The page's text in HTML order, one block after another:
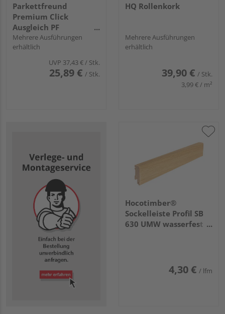
Parkettfreund
Premium Click
Ausgleich PF
576VMaxx Alu
edelstahl eloxiert fein
geschliffen
Mehrere Ausführungen
erhältlich
UVP 37,43 €/ Stk.
25,89 € / Stk.
HQ Rollenkork
Mehrere Ausführungen
erhältlich
39,90 € / Stk.
3,99 € / m²
Hocotimber®
Sockelleiste Profil SB
630 UMW wasserfest
4,30 € / lfm